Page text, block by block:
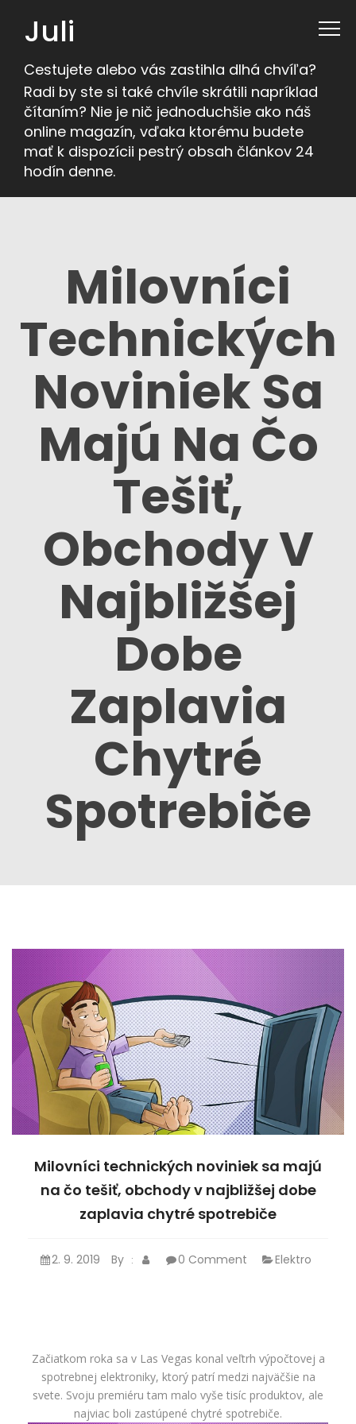
Juli
Cestujete alebo vás zastihla dlhá chvíľa?
Radi by ste si také chvíle skrátili napríklad
čítaním? Nie je nič jednoduchšie ako náš
online magazín, vďaka ktorému budete
mať k dispozícii pestrý obsah článkov 24
hodín denne.
Milovníci
Technických
Noviniek Sa
Majú Na Čo
Tešiť,
Obchody V
Najbližšej
Dobe
Zaplavia
Chytré
Spotrebiče
Milovníci technických noviniek sa majú
na čo tešiť, obchody v najbližšej dobe
zaplavia chytré spotrebiče
2. 9. 2019 By : 0 Comment Elektro
Začiatkom roka sa v Las Vegas konal veľtrh výpočtovej a
spotrebnej elektroniky, ktorý patrí medzi najväčšie na
svete. Svoju premiéru tam malo vyše tisíc produktov, ale
najviac boli zastúpené chytré spotrebiče.